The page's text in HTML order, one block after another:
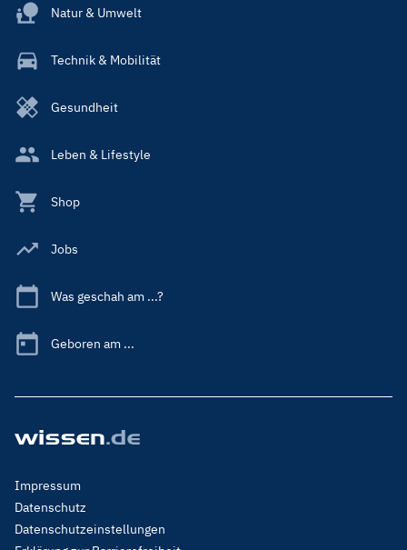
Natur & Umwelt
Technik & Mobilität
Gesundheit
Leben & Lifestyle
Shop
Jobs
Was geschah am ...?
Geboren am ...
Footer
Menu
Legal
Impressum
Datenschutz
Datenschutzeinstellungen